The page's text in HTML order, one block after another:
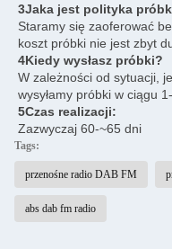
3Jaka jest polityka
Staramy się zaoferować
koszt próbki nie jest zbyt
4Kiedy wysłasz próbki?
W zależności od sytuacji,
wysyłamy próbki w ciągu
5Czas realizacji:
Zazwyczaj 60-~65 dni
Tags:
przenośne radio DAB FM
abs dab fm radio